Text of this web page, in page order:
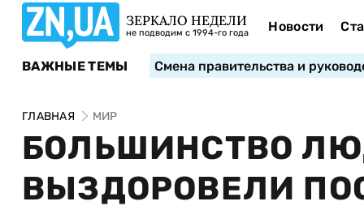
ЗЕРКАЛО НЕДЕЛИ
не подводим с 1994-го года Новости
ВАЖНЫЕ ТЕМЫ Смена правительства и
ГЛАВНАЯ МИР
БОЛЬШИНСТВО
ВЫЗДОРОВЕЛИ